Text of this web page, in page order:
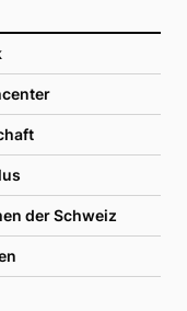
der Schweiz